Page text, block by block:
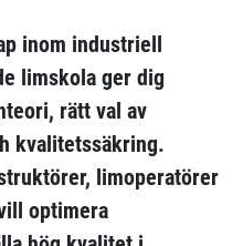
inom industriell
limskola ger dig
rätt val av
kvalitetssäkring.
limoperatörer
optimera